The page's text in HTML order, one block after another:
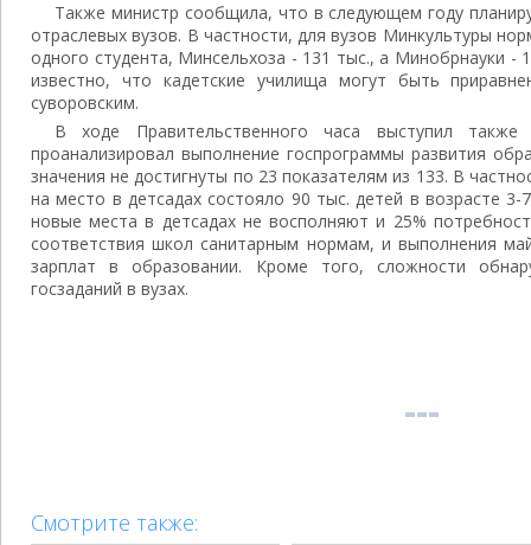
Также министр сообщила, что в следующем году
отраслевых вузов. В частности, для вузов Минкультуры
одного студента, Минсельхоза - 131 тыс., а Минобрнауки -
известно, что кадетские училища могут быть
суворовским.
В ходе Правительственного часа выступил также
проанализировал выполнение госпрограммы развития
значения не достигнуты по 23 показателям из 133. В
на место в детсадах состояло 90 тыс. детей в возрасте
новые места в детсадах не восполняют и 25%
соответствия школ санитарным нормам, и выполнения
зарплат в образовании. Кроме того, сложности
госзаданий в вузах.
Смотрите также: